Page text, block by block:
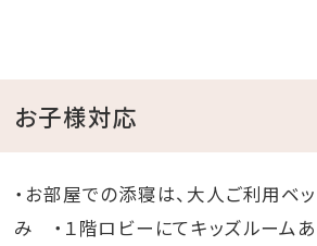
お子様対応
・お部屋での添寝は、大人ご利用ベ
み ・１階ロビーにてキッズルームあ